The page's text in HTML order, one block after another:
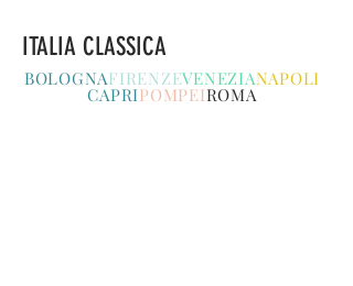
ITALIA CLASSICA
BOLOGNAFIRENZEVENEZIANAPOLI
CAPRIPOMPEIROMA